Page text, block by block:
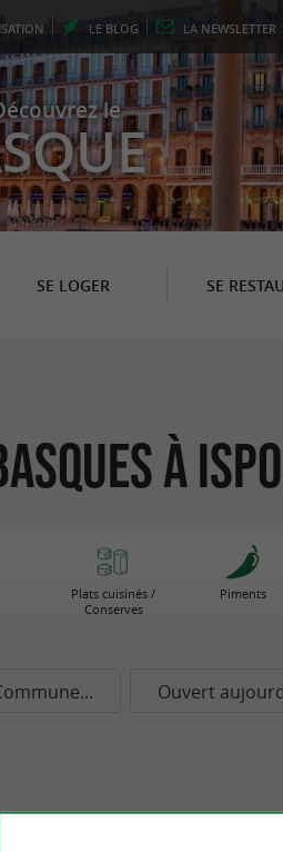
LE BLOG LA NEWSLETTER
le
SE LOGER SE
à
Plats cuisinés /
Conserves
Piments
Ouvert
commune pour le moment...